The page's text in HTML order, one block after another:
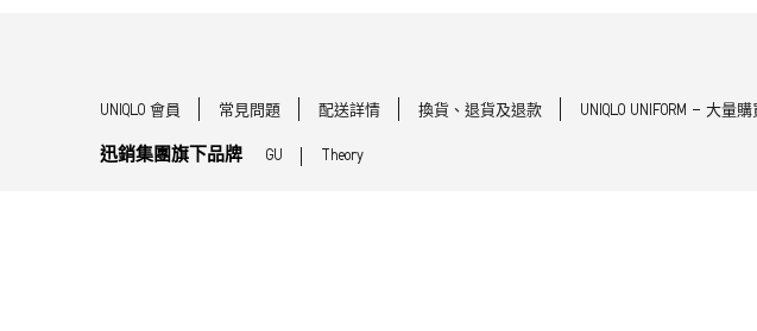
UNIQLO 會員 常見問題 配送詳情 換貨、退貨及退款 UNIQLO UNIFORM - 大量購
迅銷集團旗下品牌 GU Theory